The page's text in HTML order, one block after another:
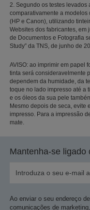
2. Segundo os testes
comparativamente a
(HP e Canon), utilizando
Websites dos fabricantes, em
de Documentos e Fotografia
Study” da TNS, de junho de
AVISO: ao imprimir em papel
tinta será consideravelmente
dependem da humidade, da
toque no lado impresso até a
e os óleos da sua pele
Mesmo depois de seca, evite
impresso. Para a impressão
mate.
Mantenha-se ligado
Ao enviar o seu endereço
comunicações de